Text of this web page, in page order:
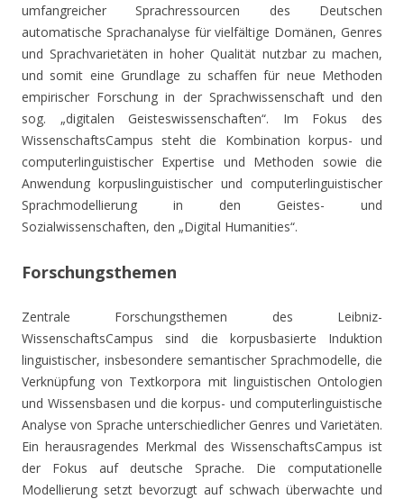
umfangreicher Sprachressourcen des Deutschen
automatische Sprachanalyse für vielfältige Domänen, Genres
und Sprachvarietäten in hoher Qualität nutzbar zu machen,
und somit eine Grundlage zu schaffen für neue Methoden
empirischer Forschung in der Sprachwissenschaft und den
sog. „digitalen Geisteswissenschaften“. Im Fokus des
WissenschaftsCampus steht die Kombination korpus- und
computerlinguistischer Expertise und Methoden sowie die
Anwendung korpuslinguistischer und computerlinguistischer
Sprachmodellierung in den Geistes- und
Sozialwissenschaften, den „Digital Humanities“.
Forschungsthemen
Zentrale Forschungsthemen des Leibniz-
WissenschaftsCampus sind die korpusbasierte Induktion
linguistischer, insbesondere semantischer Sprachmodelle, die
Verknüpfung von Textkorpora mit linguistischen Ontologien
und Wissensbasen und die korpus- und computerlinguistische
Analyse von Sprache unterschiedlicher Genres und Varietäten.
Ein herausragendes Merkmal des WissenschaftsCampus ist
der Fokus auf deutsche Sprache. Die computationelle
Modellierung setzt bevorzugt auf schwach überwachte und